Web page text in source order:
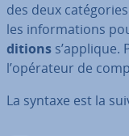
des deux
les in­for­ma­tions
di­tions s’applique.
l’opérateur de
La syntaxe est la